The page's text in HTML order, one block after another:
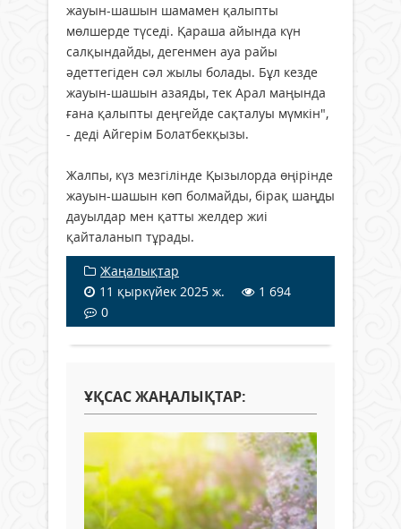
жауын-шашын шамамен қалыпты
мөлшерде түседі. Қараша айында күн
салқындайды, дегенмен ауа райы
әдеттегіден сәл жылы болады. Бұл кезде
жауын-шашын азаяды, тек Арал маңында
ғана қалыпты деңгейде сақталуы мүмкін",
- деді Айгерім Болатбекқызы.
Жалпы, күз мезгілінде Қызылорда өңірінде
жауын-шашын көп болмайды, бірақ шаңды
дауылдар мен қатты желдер жиі
қайталанып тұрады.
Жаңалықтар
11 қыркүйек 2025 ж.
1 694
0
ҰҚСАС ЖАҢАЛЫҚТАР: